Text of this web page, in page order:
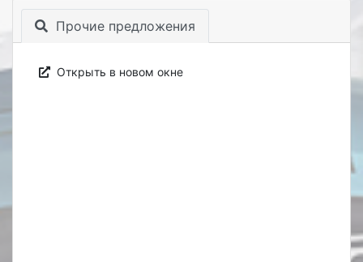
Прочие предложения
Открыть в новом окне